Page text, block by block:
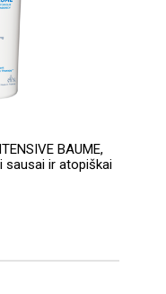
BAUME,
sausai ir atopiškai